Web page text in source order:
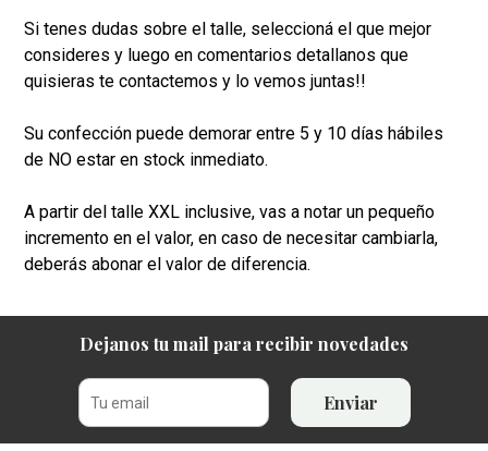
Si tenes dudas sobre el talle, seleccioná el que mejor
consideres y luego en comentarios detallanos que
quisieras te contactemos y lo vemos juntas!!
Su confección puede demorar entre 5 y 10 días hábiles
de NO estar en stock inmediato.
A partir del talle XXL inclusive, vas a notar un pequeño
incremento en el valor, en caso de necesitar cambiarla,
deberás abonar el valor de diferencia.
Dejanos tu mail para recibir novedades
Enviar